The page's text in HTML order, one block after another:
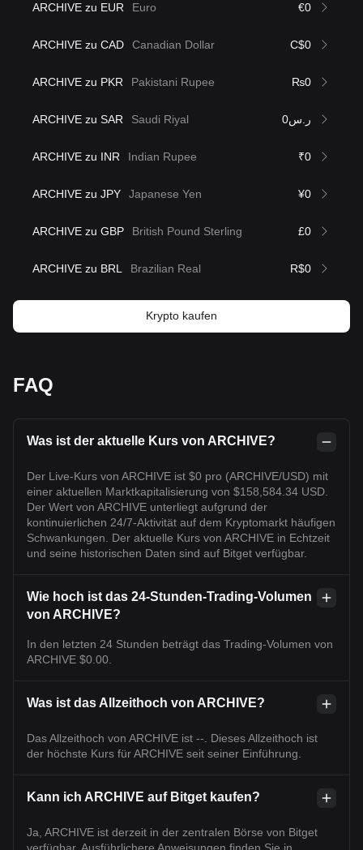
ARCHIVE zu EUR Euro €0
ARCHIVE zu CAD Canadian Dollar C$0
ARCHIVE zu PKR Pakistani Rupee ₨0
ARCHIVE zu SAR Saudi Riyal ر.س0
ARCHIVE zu INR Indian Rupee ₹0
ARCHIVE zu JPY Japanese Yen ¥0
ARCHIVE zu GBP British Pound Sterling £0
ARCHIVE zu BRL Brazilian Real R$0
Krypto kaufen
FAQ
Was ist der aktuelle Kurs von ARCHIVE?
Der Live-Kurs von ARCHIVE ist $0 pro (ARCHIVE/USD) mit
einer aktuellen Marktkapitalisierung von $158,584.34 USD.
Der Wert von ARCHIVE unterliegt aufgrund der
kontinuierlichen 24/7-Aktivität auf dem Kryptomarkt häufigen
Schwankungen. Der aktuelle Kurs von ARCHIVE in Echtzeit
und seine historischen Daten sind auf Bitget verfügbar.
Wie hoch ist das 24-Stunden-Trading-Volumen
von ARCHIVE?
In den letzten 24 Stunden beträgt das Trading-Volumen von
ARCHIVE $0.00.
Was ist das Allzeithoch von ARCHIVE?
Das Allzeithoch von ARCHIVE ist --. Dieses Allzeithoch ist
der höchste Kurs für ARCHIVE seit seiner Einführung.
Kann ich ARCHIVE auf Bitget kaufen?
Ja, ARCHIVE ist derzeit in der zentralen Börse von Bitget